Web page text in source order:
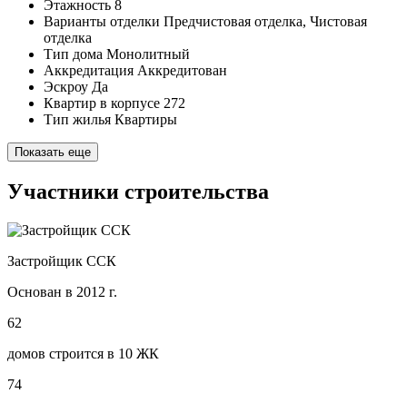
Этажность 8
Варианты отделки Предчистовая отделка, Чистовая
отделка
Тип дома Монолитный
Аккредитация Аккредитован
Эскроу Да
Квартир в корпусе 272
Тип жилья Квартиры
Показать еще
Участники строительства
Застройщик ССК
Основан в 2012 г.
62
домов строится в 10 ЖК
74